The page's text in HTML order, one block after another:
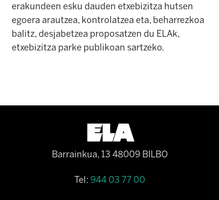
erakundeen esku dauden etxebizitza hutsen
egoera arautzea, kontrolatzea eta, beharrezkoa
balitz, desjabetzea proposatzen du ELAk,
etxebizitza parke publikoan sartzeko.
Barrainkua, 13 48009 BILBO
Tel: 944 03 77 00